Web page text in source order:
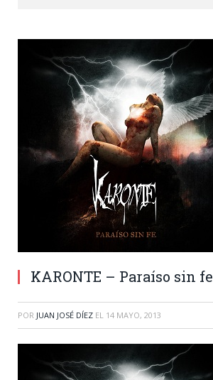
KARONTE – Paraíso sin fe
POR JUAN JOSÉ DÍEZ EL 14 MAYO, 2013